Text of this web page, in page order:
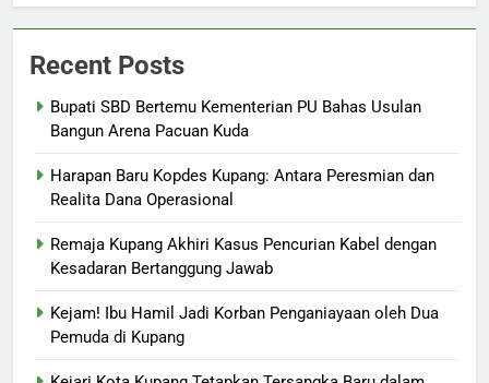
Recent Posts
Bupati SBD Bertemu Kementerian PU Bahas Usulan
Bangun Arena Pacuan Kuda
Harapan Baru Kopdes Kupang: Antara Peresmian dan
Realita Dana Operasional
Remaja Kupang Akhiri Kasus Pencurian Kabel dengan
Kesadaran Bertanggung Jawab
Kejam! Ibu Hamil Jadi Korban Penganiayaan oleh Dua
Pemuda di Kupang